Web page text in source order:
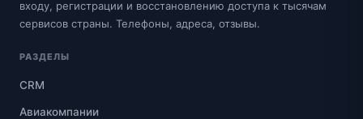
входу, регистрации и восстановлению доступа к тысячам
сервисов страны. Телефоны, адреса, отзывы.
РАЗДЕЛЫ
CRM
Авиакомпании